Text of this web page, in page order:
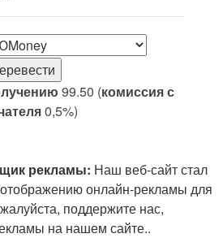
99.50 (комиссия с
0,5%)
рекламы: Наш веб-сайт стал
онлайн-рекламы для
поддержите нас,
на нашем сайте..